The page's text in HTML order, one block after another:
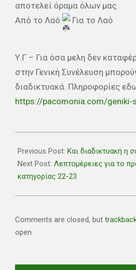
αποτελεί όραμα όλων μας.
Από το Λαό
Για το Λαό
Υ.Γ – Για όσα μελη δεν
στην Γενική Συνέλευση
διαδικτυακά. Πληροφορίες
https://pacomonia.com/
07-
04
Previous Post: Και διαδικτυακή η
Next Post: Λεπτομέρειες για το
κατηγορίας 22-23
Comments are closed, but
open.